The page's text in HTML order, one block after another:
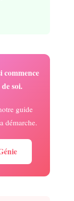
commence
soi.
guide
démarche.